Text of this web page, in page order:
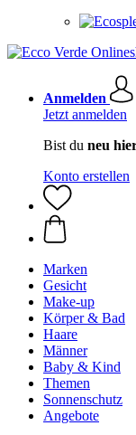
Anmelden
Jetzt anmelden
Bist du neu
Konto erstellen
Marken
Gesicht
Make-up
Körper & Bad
Haare
Männer
Baby & Kind
Themen
Sonnenschutz
Angebote